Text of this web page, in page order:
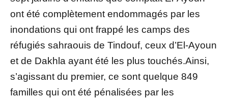
ont été complètement endommagés par les
inondations qui ont frappé les camps des
réfugiés sahraouis de Tindouf, ceux d’El-Ayoun
et de Dakhla ayant été les plus touchés.Ainsi,
s’agissant du premier, ce sont quelque 849
familles qui ont été pénalisées par les